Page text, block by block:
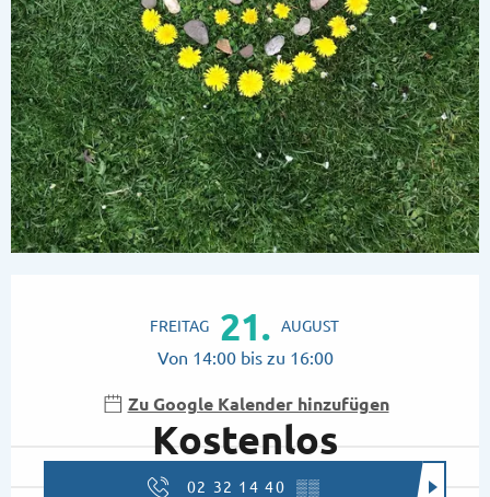
FREITAG 21. AUGUST
Von 14:00 bis zu 16:00
Zu Google Kalender hinzufügen
Kostenlos
02 32 14 40 ▒▒